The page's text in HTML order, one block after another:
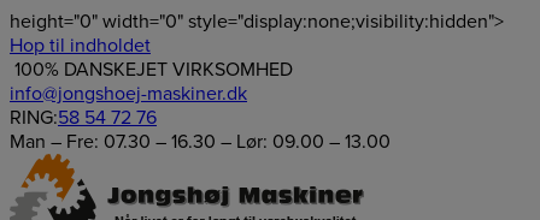
height="0" width="0" style="display:none;visibility:hidden">
Hop til indholdet
100% DANSKEJET VIRKSOMHED
info@jongshoej-maskiner.dk
RING:58 54 72 76
Man – Fre: 07.30 – 16.30 – Lør: 09.00 – 13.00